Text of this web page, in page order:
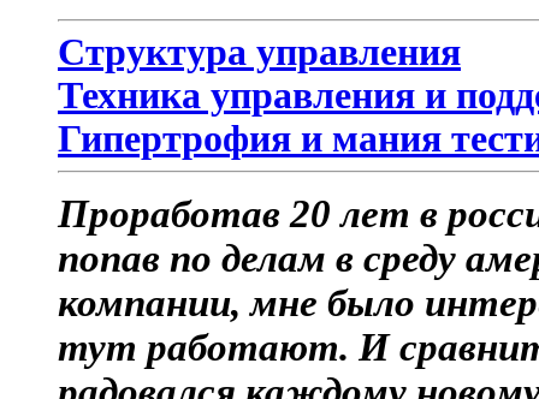
Структура управления
Техника управления и
Гипертрофия и мания
Проработав 20 лет в
попав по делам в среду
компании, мне было
тут работают. И